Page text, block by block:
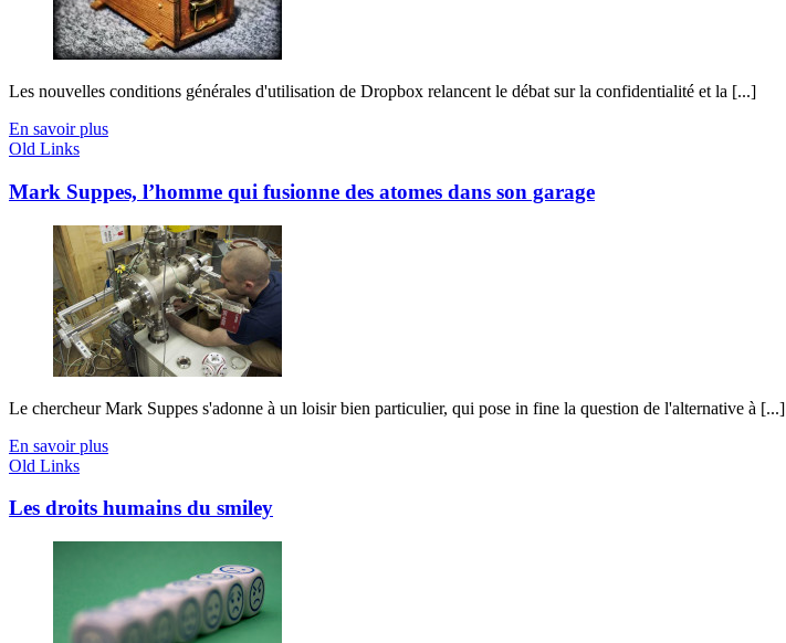
Les nouvelles conditions générales d'utilisation de Dropbox relancent le débat sur la confidentialité et la [...]
En savoir plus
Old Links
Mark Suppes, l’homme qui fusionne des atomes dans son garage
Le chercheur Mark Suppes s'adonne à un loisir bien particulier, qui pose in fine la question de l'alternative à [...]
En savoir plus
Old Links
Les droits humains du smiley